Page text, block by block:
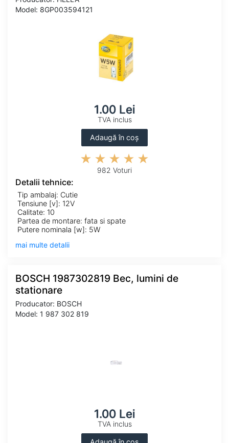
Model: 8GP003594121
1.00 Lei
TVA inclus
Adaugă în coș
982 Voturi
Detalii tehnice:
Tip ambalaj: Cutie
Tensiune [v]: 12V
Calitate: 10
Partea de montare: fata si spate
Putere nominala [w]: 5W
mai multe detalii
BOSCH 1987302819 Bec, lumini de
stationare
Producator: BOSCH
Model: 1 987 302 819
1.00 Lei
TVA inclus